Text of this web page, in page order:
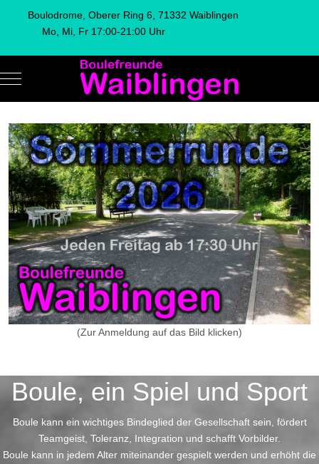
Boulodrome, Oberer Ring 6, 71332 Waiblingen
Mo, Mi, Fr 17:00-21:00 Uhr
Mobile Menu Toggle
(Zur Anmeldung auf das Bild klicken)
Boule, ein Spiel und Sport
Boule kann ein wichtiges Bindeglied der Gesellschaft sein, fördert
Teamgeist, Toleranz, Integration und schafft Vorbilder.
Boule kann in jedem Alter miteinander gespielt werden und erhöht die